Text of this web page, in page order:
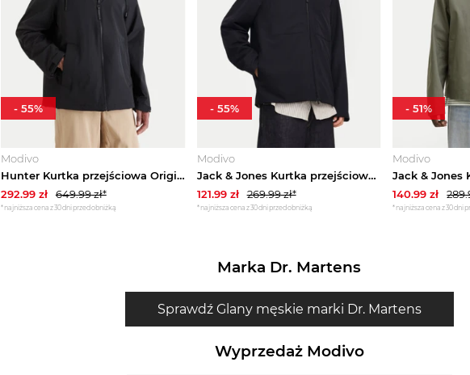
Modivo
Hunter Kurtka przejściowa Originals HARM0004261 Czarny Regular Fit
292.99zł 649.99zł*
*najniższa cena z 30 dni przed obniżką
- 55%
Modivo
Jack & Jones Kurtka przejściowa Perfect 12270677 Czarny Regular Fit
121.99zł 269.99zł*
*najniższa cena z 30 dni przed obniżką
- 55%
Modivo
140.99 zł
*najniższa cena z 30 dni
-51%
Marka Dr. Martens
Sprawdź Glany męskie marki Dr. Martens
Wyprzedaż Modivo